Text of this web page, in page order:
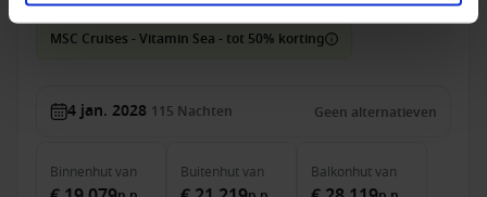
MSC Cruises - Vitamin Sea - tot 50% korting
4 jan. 2028 115 Nachten Geen alternatieven
Binnenhutvan Buitenhutvan Balkonhutvan